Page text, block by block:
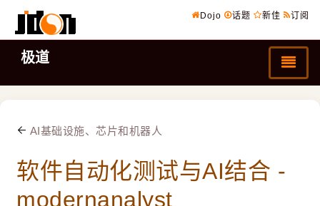
Dojo 话题 新佳 订阅
极道
AI基础设施、芯片和机器人
软件自动化测试与AI结合 -
modernanalyst